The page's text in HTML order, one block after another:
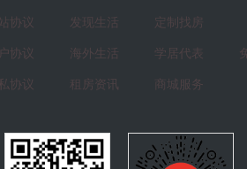
协议
协议
协议
发现生活
海外生活
租房资讯
定制找房
学居代表
商城服务